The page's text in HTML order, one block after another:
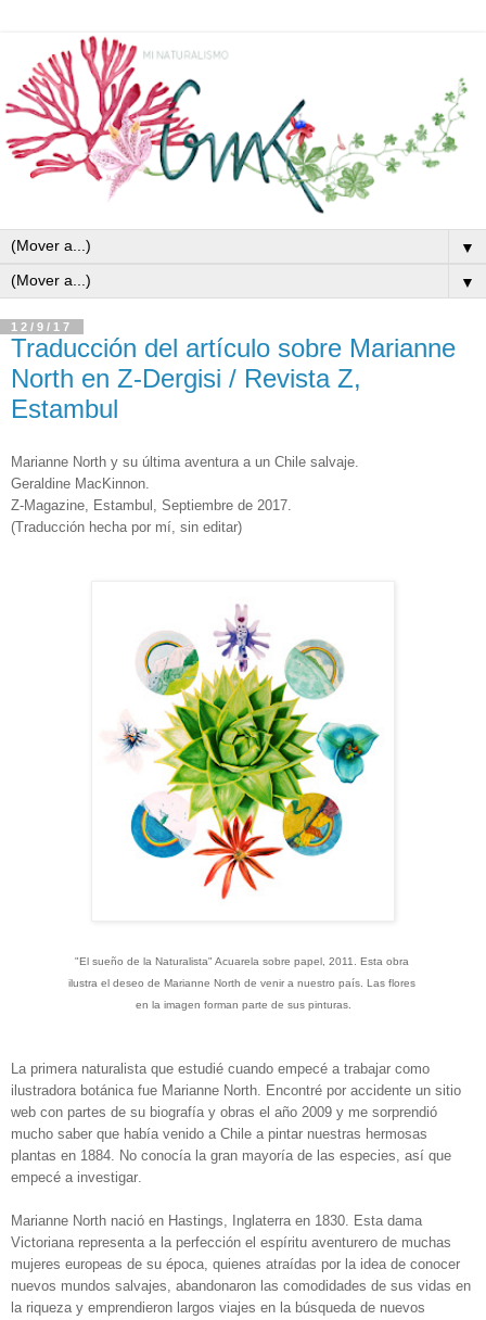
▼
▼
12/9/17
Traducción del artículo sobre Marianne
North en Z-Dergisi / Revista Z,
Estambul
Marianne North y su última aventura a un Chile salvaje.
Geraldine MacKinnon.
Z-Magazine, Estambul, Septiembre de 2017.
(Traducción hecha por mí, sin editar)
"El sueño de la Naturalista" Acuarela sobre papel, 2011. Esta obra
ilustra el deseo de Marianne North de venir a nuestro país. Las flores
en la imagen forman parte de sus pinturas.
La primera naturalista que estudié cuando empecé a trabajar como
ilustradora botánica fue Marianne North. Encontré por accidente un sitio
web con partes de su biografía y obras el año 2009 y me sorprendió
mucho saber que había venido a Chile a pintar nuestras hermosas
plantas en 1884. No conocía la gran mayoría de las especies, así que
empecé a investigar.
Marianne North nació en Hastings, Inglaterra en 1830. Esta dama
Victoriana representa a la perfección el espíritu aventurero de muchas
mujeres europeas de su época, quienes atraídas por la idea de conocer
nuevos mundos salvajes, abandonaron las comodidades de sus vidas en
la riqueza y emprendieron largos viajes en la búsqueda de nuevos